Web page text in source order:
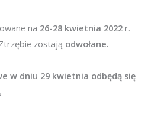
na 26-28 kwietnia 2022 r.
zostają odwołane.
w dniu 29 kwietnia odbędą się